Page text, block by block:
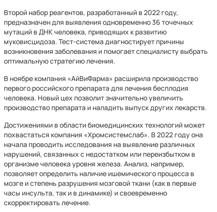
Второй набор реагентов, разработанный в 2022 году,
предназначен для выявления одновременно 36 точечных
мутаций в ДНК человека, приводящих к развитию
муковисцидоза. Тест-система диагностирует причины
возникновения заболевания и помогает специалисту выбрать
оптимальную стратегию лечения.
В ноябре компания «АйВиФарма» расширила производство
первого российского препарата для лечения бесплодия
человека. Новый цех позволит значительно увеличить
производство препарата и наладить выпуск других лекарств.
Достижениями в области биомедицинских технологий может
похвастаться компания «Хромсистемслаб». В 2022 году она
начала проводить исследования на выявление различных
нарушений, связанных с недостатком или переизбытком в
организме человека уровня железа. Анализ, например,
позволяет определить наличие ишемического процесса в
мозге и степень разрушения мозговой ткани (как в первые
часы инсульта, так и в динамике) и своевременно
скорректировать лечение.